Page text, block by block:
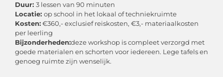
Duur: 3 lessen van 90 minuten
Locatie: op school in het lokaal of techniekruimte
Kosten:€360,- exclusief reiskosten, €3,- materiaalkosten
per leerling
Bijzonderheden:deze workshop is compleet verzorgd met
goede materialen en schorten voor iedereen. Lege tafels en
genoeg ruimte zijn wenselijk.